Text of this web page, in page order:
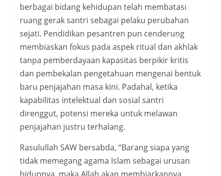
berbagai bidang kehidupan telah membatasi
ruang gerak santri sebagai pelaku perubahan
sejati. Pendidikan pesantren pun cenderung
membiaskan fokus pada aspek ritual dan akhlak
tanpa pemberdayaan kapasitas berpikir kritis
dan pembekalan pengetahuan mengenai bentuk
baru penjajahan masa kini. Padahal, ketika
kapabilitas intelektual dan sosial santri
direnggut, potensi mereka untuk melawan
penjajahan justru terhalang.
Rasulullah SAW bersabda, “Barang siapa yang
tidak memegang agama Islam sebagai urusan